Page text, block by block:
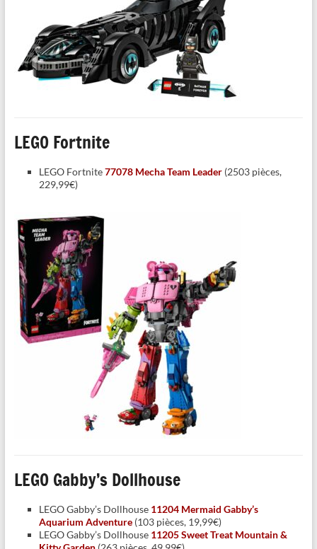
LEGO Fortnite
LEGO Fortnite77078 Mecha Team Leader(2503 pièces,
229,99€)
LEGO Gabby’s Dollhouse
LEGO Gabby’s Dollhouse 11204 Mermaid Gabby’s
Aquarium Adventure(103 pièces, 19,99€)
LEGO Gabby’s Dollhouse 11205 Sweet Treat Mountain &